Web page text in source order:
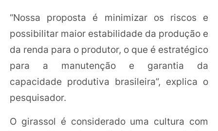
“Nossa proposta é minimizar os riscos e
possibilitar maior estabilidade da produção e
da renda para o produtor, o que é estratégico
para a manutenção e garantia da
capacidade produtiva brasileira”, explica o
pesquisador.
O girassol é considerado uma cultura com